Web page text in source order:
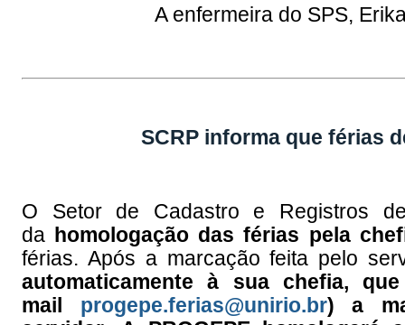
A enfermeira do SPS,
SCRP informa que férias
O Setor de Cadastro e Registros
da homologação das férias pela
férias. Após a marcação feita pelo
automaticamente à sua chefia,
mail progepe.ferias@unirio.br) a